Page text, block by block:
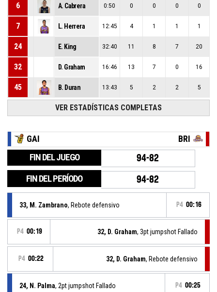
6 A. Cabrera 0:50 0 0 0 0
7 L. Herrera 12:45 4 1 1 1
24 E. King 32:40 11 8 7 20
32 D. Graham 16:46 13 7 0 16
45 B. Duran 13:43 5 2 2 5
VER ESTADÍSTICAS COMPLETAS
GAI BRI
FIN DEL JUEGO 94-82
FIN DEL PERÍODO 94-82
33, M. Zambrano, Rebote defensivo P4 00:16
P4 00:19 32, D. Graham, 3pt jumpshot Fallado
P4 00:22 32, D. Graham, Rebote defensivo
24, N. Palma, 2pt jumpshot Fallado P4 00:25